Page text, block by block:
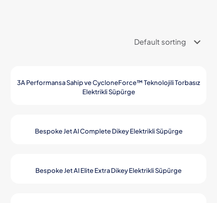
3A Performansa Sahip ve CycloneForce™ Teknolojili Torbasız
Elektrikli Süpürge
Bespoke Jet AI Complete Dikey Elektrikli Süpürge
Bespoke Jet AI Elite Extra Dikey Elektrikli Süpürge